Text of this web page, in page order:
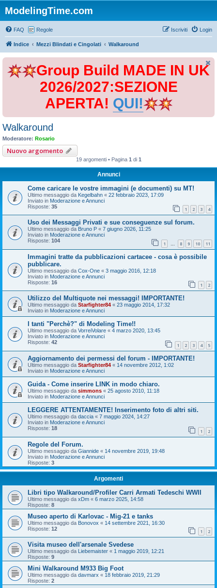
ModelingTime.com
FAQ Regole Login
Iscriviti
Indice Mezzi Blindati e Cingolati Walkaround
Group Build MADE IN UK
2026/2027:SEZIONE
APERTA! QUI!
Walkaround
Moderatore: Rosario
Nuovo argomento
19 argomenti • Pagina 1 di 1
Annunci
Come caricare le vostre immagini (e documenti) su MT!
Ultimo messaggio da Kegelbahn « 22 febbraio 2023, 17:09
Inviato in Moderazione e Annunci
Risposte: 35 1 2 3 4
Uso dei Messaggi Privati e sue conseguenze sul forum.
Ultimo messaggio da Bruno P « 7 giugno 2026, 11:25
Inviato in Moderazione e Annunci
Risposte: 104 1 … 8 9 10 11
Immagini tratte da pubblicazioni cartacee - cosa è possibile
pubblicare.
Ultimo messaggio da Cox-One « 3 maggio 2016, 12:18
Inviato in Moderazione e Annunci
Risposte: 16 1 2
Utilizzo del Multiquote nei messaggi! IMPORTANTE!
Ultimo messaggio da Starfighter84 « 23 maggio 2014, 17:32
Inviato in Moderazione e Annunci
I tanti "Perchè?" di Modeling Time!!
Ultimo messaggio da VorreiVolare « 4 marzo 2020, 13:45
Inviato in Moderazione e Annunci
Risposte: 42 1 2 3 4 5
Aggiornamento dei permessi del forum - IMPORTANTE!
Ultimo messaggio da Starfighter84 « 14 novembre 2012, 1:02
Inviato in Moderazione e Annunci
Guida - Come inserire LINK in modo chiaro.
Ultimo messaggio da simmons « 25 agosto 2010, 11:18
Inviato in Moderazione e Annunci
LEGGERE ATTENTAMENTE! Inserimento foto di altri siti.
Ultimo messaggio da daccia « 7 maggio 2024, 14:27
Inviato in Moderazione e Annunci
Risposte: 18 1 2
Regole del Forum.
Ultimo messaggio da Giannide « 14 novembre 2019, 19:48
Inviato in Moderazione e Annunci
Risposte: 3
Argomenti
Libri tipo Walkaround/Profiler Carri Armati Tedeschi WWII
Ultimo messaggio da xDm « 6 marzo 2025, 14:58
Risposte: 8
Museo aperto di Karlovac - Mig-21 e tanks
Ultimo messaggio da Bonovox « 14 settembre 2021, 16:30
Risposte: 12 1 2
Visita museo dell'arsenale Svedese
Ultimo messaggio da Liebemaister « 1 maggio 2019, 12:21
Risposte: 9
Mini Walkaround M933 Big Foot
Ultimo messaggio da davmarx « 18 febbraio 2019, 21:29
Risposte: 2